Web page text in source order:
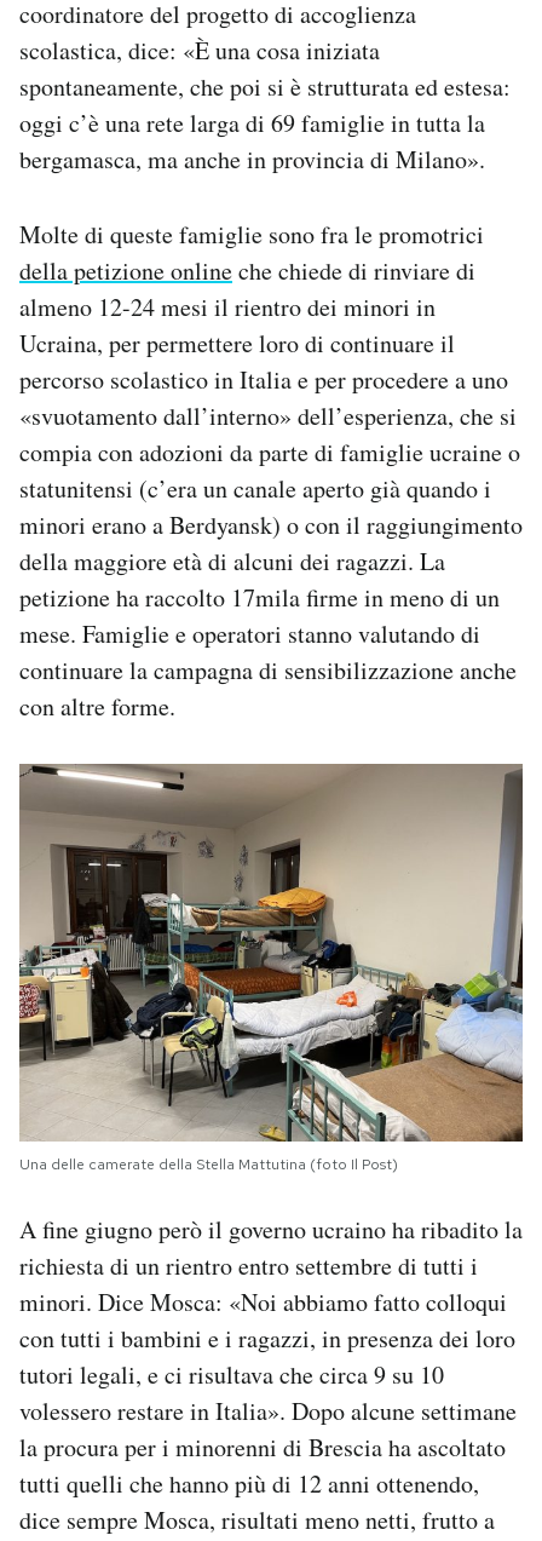
coordinatore del progetto di accoglienza
scolastica, dice: «È una cosa iniziata
spontaneamente, che poi si è strutturata ed estesa:
oggi c’è una rete larga di 69 famiglie in tutta la
bergamasca, ma anche in provincia di Milano».
Molte di queste famiglie sono fra le promotrici
della petizione onlineche chiede di rinviare di
almeno 12-24 mesi il rientro dei minori in
Ucraina, per permettere loro di continuare il
percorso scolastico in Italia e per procedere a uno
«svuotamento dall’interno» dell’esperienza, che si
compia con adozioni da parte di famiglie ucraine o
statunitensi (c’era un canale aperto già quando i
minori erano a Berdyansk) o con il raggiungimento
della maggiore età di alcuni dei ragazzi. La
petizione ha raccolto 17mila firme in meno di un
mese. Famiglie e operatori stanno valutando di
continuare la campagna di sensibilizzazione anche
con altre forme.
Una delle camerate della Stella Mattutina (foto Il Post)
A fine giugno però il governo ucraino ha ribadito la
richiesta di un rientro entro settembre di tutti i
minori. Dice Mosca: «Noi abbiamo fatto colloqui
con tutti i bambini e i ragazzi, in presenza dei loro
tutori legali, e ci risultava che circa 9 su 10
volessero restare in Italia». Dopo alcune settimane
la procura per i minorenni di Brescia ha ascoltato
tutti quelli che hanno più di 12 anni ottenendo,
dice sempre Mosca, risultati meno netti, frutto a